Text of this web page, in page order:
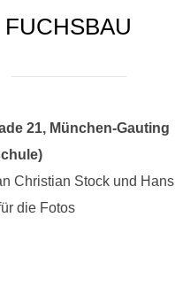
FUCHSBAU
21, München-Gauting
Christian Stock und Hans
die Fotos